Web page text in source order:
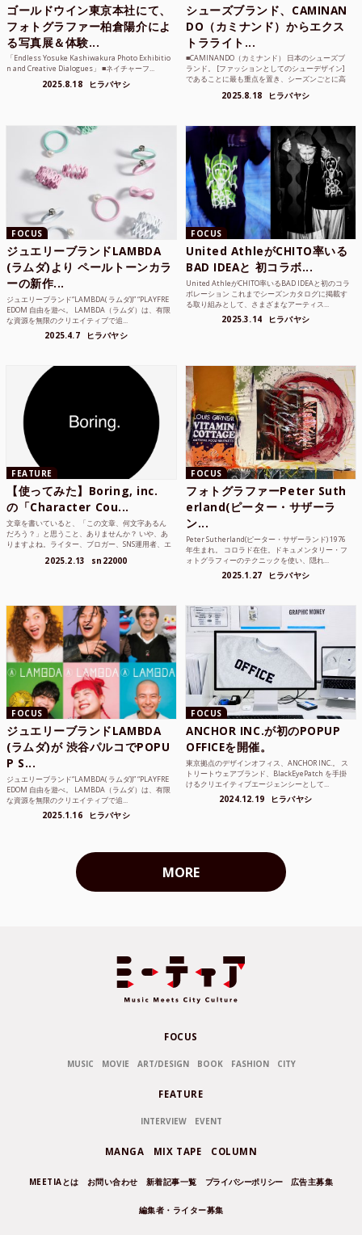
ゴールドウイン東京本社にて、
フォトグラファー柏倉陽介によ
る写真展＆体験...
「Endless Yosuke Kashiwakura Photo Exhibitio
n and Creative Dialogues」 ■ネイチャーフ...
2025.8.18 ヒラバヤシ
シューズブランド、CAMINAN
DO（カミナンド）からエクス
トラライト...
■CAMINANDO（カミナンド） 日本のシューズブ
ランド。 [ファッションとしてのシューデザイン]
であることに最も重点を置き、シーズンごとに高
2025.8.18 ヒラバヤシ
FOCUS
ジュエリーブランドLAMBDA
(ラムダ)より ペールトーンカラ
ーの新作...
ジュエリーブランド“LAMBDA( ラムダ))” “PLAYFRE
EDOM 自由を遊べ。 LAMBDA（ラムダ）は、有限
な資源を無限のクリエイティブで追...
2025.4.7 ヒラバヤシ
FOCUS
United AthleがCHITO率いる
BAD IDEAと 初コラボ...
United AthleがCHITO率いるBAD IDEAと初のコラ
ボレーション これまでシーズンカタログに掲載す
る取り組みとして、さまざまなアーティス...
2025.3.14 ヒラバヤシ
FEATURE
【使ってみた】Boring, inc.
の「Character Cou...
文章を書いていると、「この文章、何文字あるん
だろう？」と思うこと、ありませんか？ いや、あ
りますよね。ライター、ブロガー、SNS運用者、エ
2025.2.13 sn22000
FOCUS
フォトグラファーPeter Suth
erland(ピーター・サザーラ
ン...
Peter Sutherland(ピーター・サザーランド) 1976
年生まれ。 コロラド在住。ドキュメンタリー・フ
ォトグラフィーのテクニックを使い、隠れ...
2025.1.27 ヒラバヤシ
FOCUS
ジュエリーブランドLAMBDA
(ラムダ)が 渋谷パルコでPOPU
P S...
ジュエリーブランド“LAMBDA( ラムダ))” “PLAYFRE
EDOM 自由を遊べ。 LAMBDA（ラムダ）は、有限
な資源を無限のクリエイティブで追...
2025.1.16 ヒラバヤシ
FOCUS
ANCHOR INC.が初のPOPUP
OFFICEを開催。
東京拠点のデザインオフィス、ANCHOR INC.。 ス
トリートウェアブランド、BlackEyePatch を手掛
けるクリエイティブエージェンシーとして...
2024.12.19 ヒラバヤシ
MORE
FOCUS
MUSIC MOVIE ART/DESIGN BOOK FASHION CITY
FEATURE
INTERVIEW EVENT
MANGA MIX TAPE COLUMN
MEETIAとは お問い合わせ 新着記事一覧 プライバシーポリシー 広告主募集
編集者・ライター募集